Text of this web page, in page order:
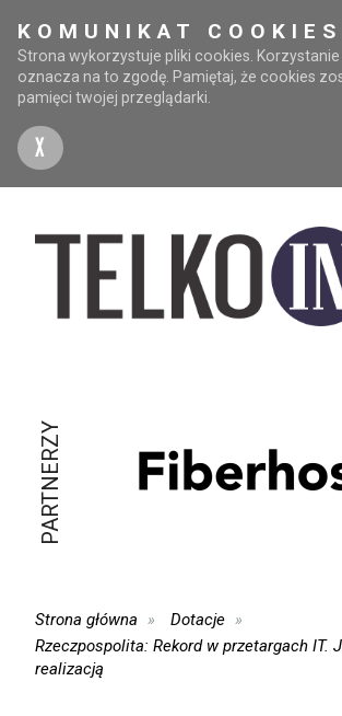
KOMUNIKAT COOKIES
Strona wykorzystuje pliki cookies. Korzystanie
oznacza na to zgodę. Pamiętaj, że cookies
pamięci twojej przeglądarki.
X
PARTNERZY
Strona główna
Dotacje
Rzeczpospolita: Rekord w przetargach IT.
realizacją